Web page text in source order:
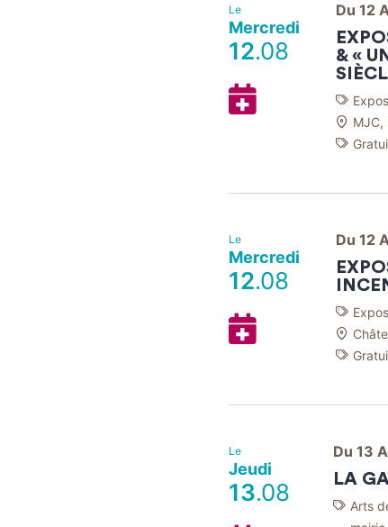
Le
Mercredi
12.08
Ajouter
à
Google
Du 12
& «
MJC,
Le
Mercredi
12.08
Ajouter
à
Agenda
Du 12
Le
Jeudi
13.08
Du 13
LA
Arts